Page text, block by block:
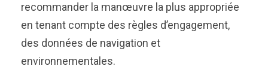
recommander la manœuvre la plus appropriée
en tenant compte des règles d’engagement,
des données de navigation et
environnementales.